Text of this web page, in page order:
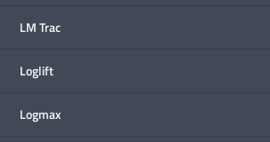
LM Trac
Loglift
Logmax